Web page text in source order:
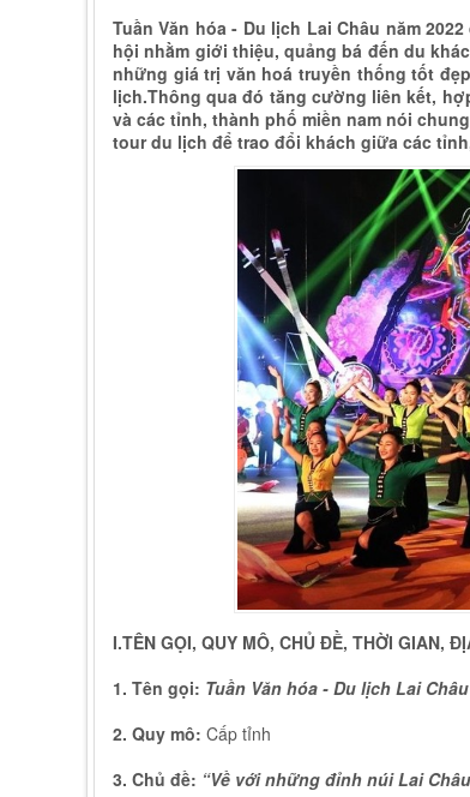
Tuần Văn hóa - Du lịch Lai Châu năm
hội nhằm giới thiệu, quảng bá đến du
những giá trị văn hoá truyền thống tốt
lịch.Thông qua đó tăng cường liên kết,
và các tỉnh, thành phố miền nam nói
tour du lịch để trao đổi khách giữa các
I.TÊN GỌI, QUY MÔ, CHỦ ĐỀ, THỜI GIAN,
1. Tên gọi: Tuần Văn hóa - Du lịch Lai
2. Quy mô: Cấp tỉnh
3. Chủ đề: “Về với những đỉnh núi Lai